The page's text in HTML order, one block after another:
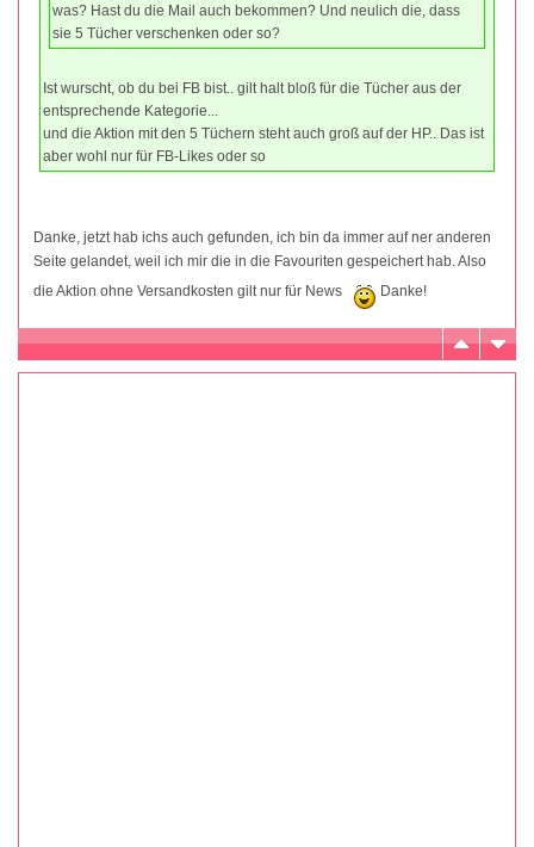
was? Hast du die Mail auch bekommen? Und neulich die, dass
sie 5 Tücher verschenken oder so?
Ist wurscht, ob du bei FB bist.. gilt halt bloß für die Tücher aus der
entsprechende Kategorie...
und die Aktion mit den 5 Tüchern steht auch groß auf der HP.. Das ist
aber wohl nur für FB-Likes oder so
Danke, jetzt hab ichs auch gefunden, ich bin da immer auf ner anderen
Seite gelandet, weil ich mir die in die Favouriten gespeichert hab. Also
die Aktion ohne Versandkosten gilt nur für News
Danke!